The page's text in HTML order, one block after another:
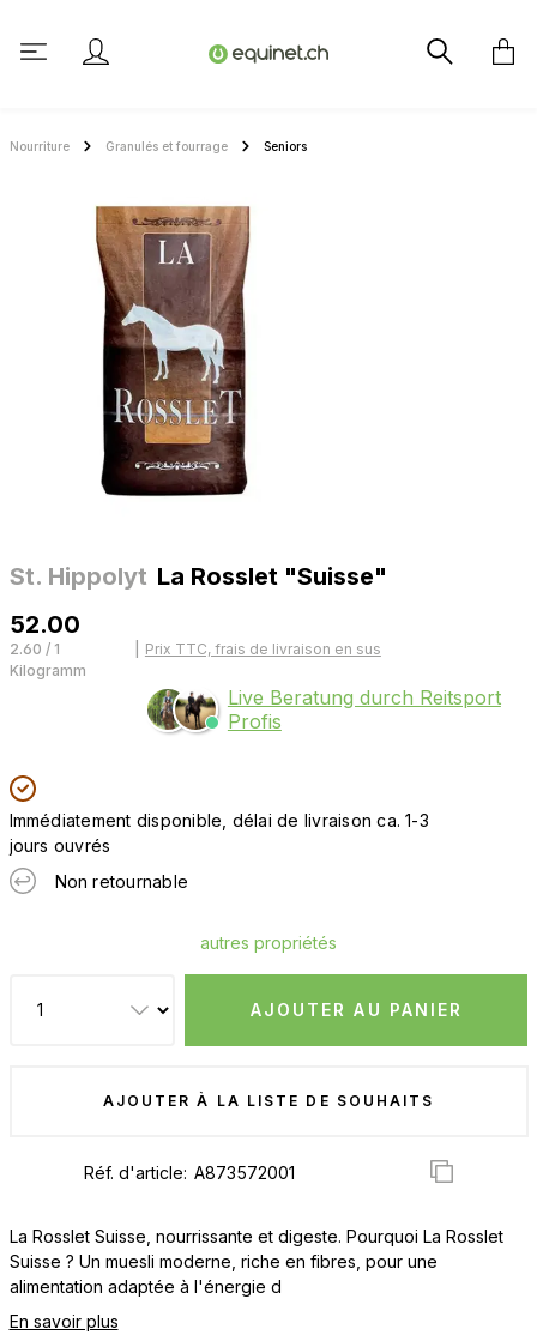
Nourriture Granulés et fourrage Seniors
St. Hippolyt La Rosslet "Suisse"
52.00
2.60 / 1
Kilogramm
Prix TTC, frais de livraison en sus
Live Beratung durch Reitsport
Profis
Immédiatement disponible, délai de livraison ca. 1-3
jours ouvrés
Non retournable
autres propriétés
AJOUTER AU PANIER
AJOUTER À LA LISTE DE SOUHAITS
Réf. d'article:
La Rosslet Suisse, nourrissante et digeste. Pourquoi La Rosslet
Suisse ? Un muesli moderne, riche en fibres, pour une
alimentation adaptée à l'énergie d
En savoir plus